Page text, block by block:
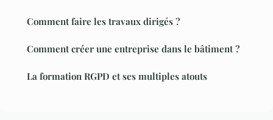
Comment faire les travaux dirigés ?
Comment créer une entreprise dans le bâtiment ?
La formation RGPD et ses multiples atouts